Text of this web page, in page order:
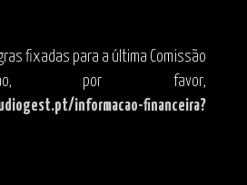
fixadas para a última Comissão
por favor,
informacao-financeira?